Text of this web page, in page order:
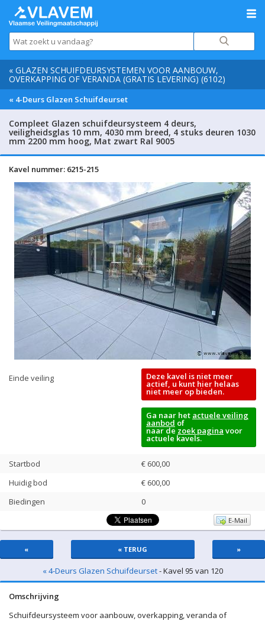
« GLAZEN SCHUIFDEURSYSTEMEN VOOR AANBOUW,
OVERKAPPING OF VERANDA (GRATIS LEVERING) (6102)
« 4-Deurs Glazen Schuifdeurset
Compleet Glazen schuifdeursysteem 4 deurs,
veiligheidsglas 10 mm, 4030 mm breed, 4 stuks deuren 1030
mm 2200 mm hoog, Mat zwart Ral 9005
Kavel nummer: 6215-215
Einde veiling Deze kavel is niet meer
actief, u kunt hier helaas
niet meer op bieden.
Ga naar het actuele veiling
aanbod of
naar de zoek pagina voor
actuele kavels.
Startbod
€ 600,00
Huidig bod
€ 600,00
Biedingen
0
E-Mail
« « TERUG »
« 4-Deurs Glazen Schuifdeurset- Kavel 95 van 120
Omschrijving
Schuifdeursysteem voor aanbouw, overkapping, veranda of